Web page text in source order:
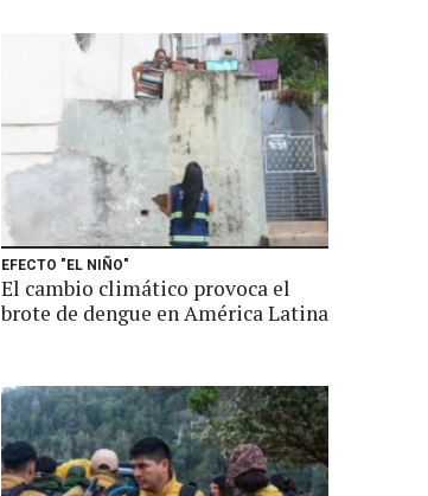
EFECTO "EL NIÑO"
El cambio climático provoca el
brote de dengue en América Latina